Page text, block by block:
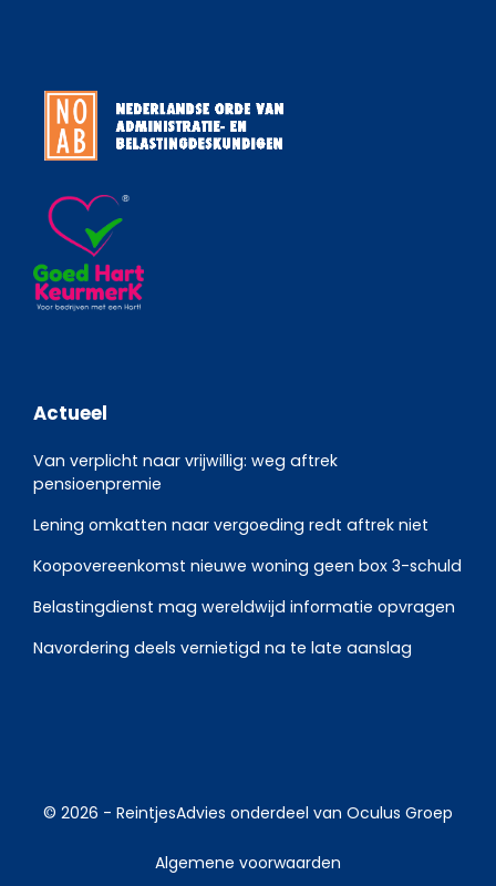
Actueel
Van verplicht naar vrijwillig: weg aftrek
pensioenpremie
Lening omkatten naar vergoeding redt aftrek niet
Koopovereenkomst nieuwe woning geen box 3-schuld
Belastingdienst mag wereldwijd informatie opvragen
Navordering deels vernietigd na te late aanslag
© 2026 - ReintjesAdvies onderdeel van Oculus Groep
Algemene voorwaarden